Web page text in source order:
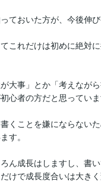
ておいた方が、今後伸
これだけは初めに絶対
大事」とか「考えなが
心者の方だと思っていま
くことを嫌にならない
す。
ん成長はしますし、書
けで成長度合いは大きく